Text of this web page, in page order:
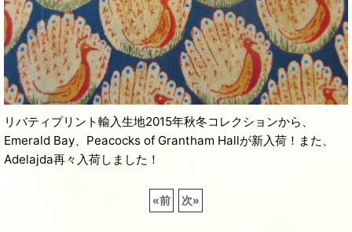
リバティプリント輸入生地2015年秋冬コレクションから、
Emerald Bay、Peacocks of Grantham Hallが新入荷！また、
Adelajda再々入荷しました！
«前 次»